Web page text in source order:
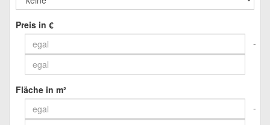
Preis in €
Fläche in m²